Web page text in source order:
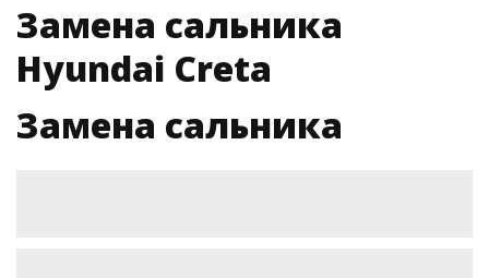
Замена сальника
Hyundai Creta
Замена сальника